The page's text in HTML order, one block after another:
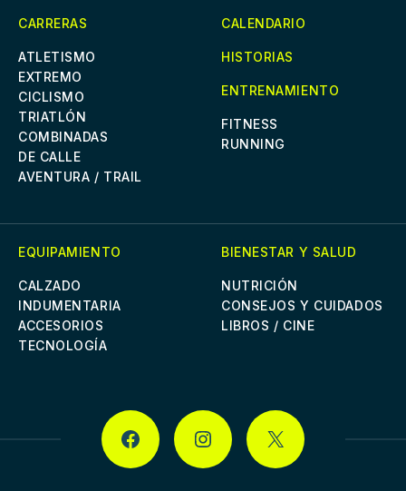
CARRERAS
ATLETISMO
EXTREMO
CICLISMO
TRIATLÓN
COMBINADAS
DE CALLE
AVENTURA / TRAIL
CALENDARIO
HISTORIAS
ENTRENAMIENTO
FITNESS
RUNNING
EQUIPAMIENTO
CALZADO
INDUMENTARIA
ACCESORIOS
TECNOLOGÍA
BIENESTAR Y SALUD
NUTRICIÓN
CONSEJOS Y CUIDADOS
LIBROS / CINE
FACEBOOK INSTAGRAMX